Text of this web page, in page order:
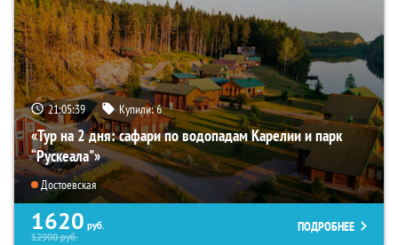
21:05:38 Купили:6
«Тур на 2 дня: сафари по водопадам Карелии и парк
“Рускеала"»
Достоевская
1620 руб.
12900руб.
ПОДРОБНЕЕ